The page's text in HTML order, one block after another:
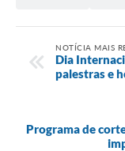
NOTÍCIA MAIS
Dia
palestras e
Programa de